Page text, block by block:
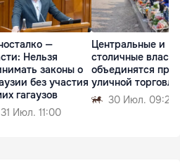
—
Нельзя
законы о
без участия
гагаузов
31 Июл. 11:00
Центральные и
столичные власти
объединятся
уличной торговли
30 Июл. 09:21